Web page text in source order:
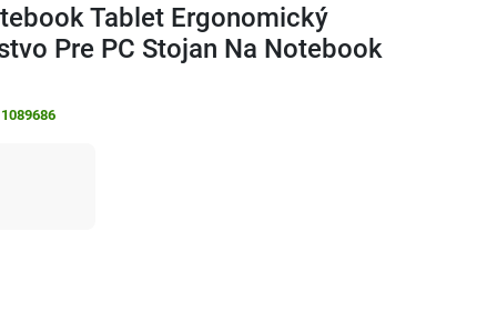
Tablet Ergonomický
Pre PC Stojan Na Notebook
1089686